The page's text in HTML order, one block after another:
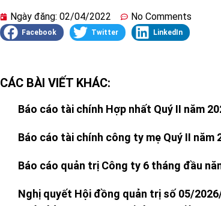
Ngày đăng: 02/04/2022 No Comments
Facebook Twitter LinkedIn
CÁC BÀI VIẾT KHÁC:
Báo cáo tài chính Hợp nhất Quý II năm
Báo cáo tài chính công ty mẹ Quý II năm
Báo cáo quản trị Công ty 6 tháng đầu
Nghị quyết Hội đồng quản trị số 05/